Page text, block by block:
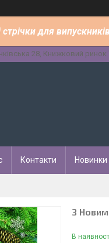
для випускників
28, Книжковий ринок
Контакти Новинки
З Новим
В